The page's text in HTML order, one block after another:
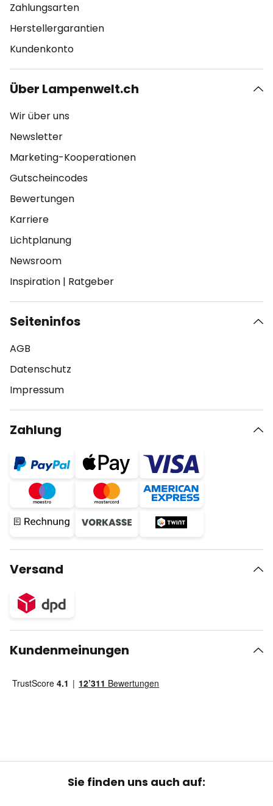
Zahlungsarten
Herstellergarantien
Kundenkonto
Über Lampenwelt.ch
Wir über uns
Newsletter
Marketing-Kooperationen
Gutscheincodes
Bewertungen
Karriere
Lichtplanung
Newsroom
Inspiration | Ratgeber
Seiteninfos
AGB
Datenschutz
Impressum
Zahlung
Versand
Kundenmeinungen
Sie finden uns auch auf: